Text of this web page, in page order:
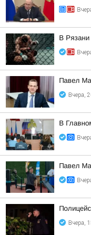
В
Павел
Вчера,
В
Павел
Вчера,